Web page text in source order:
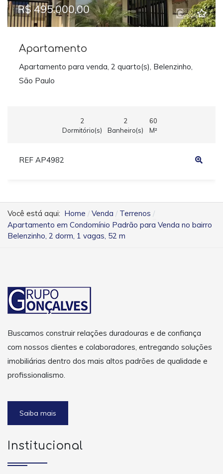
R$ 495.000,00
Apartamento
Apartamento para venda, 2 quarto(s), Belenzinho,
São Paulo
2
Dormitório(s)
2
Banheiro(s)
60
M²
REF AP4982
Você está aqui: Home Venda
Terrenos
Apartamento em Condomínio Padrão para Venda no bairro
Belenzinho, 2 dorm, 1 vagas, 52 m
Buscamos construir relações duradouras e de confiança
com nossos clientes e colaboradores, entregando soluções
imobiliárias dentro dos mais altos padrões de qualidade e
profissionalismo.
Saiba mais
Institucional